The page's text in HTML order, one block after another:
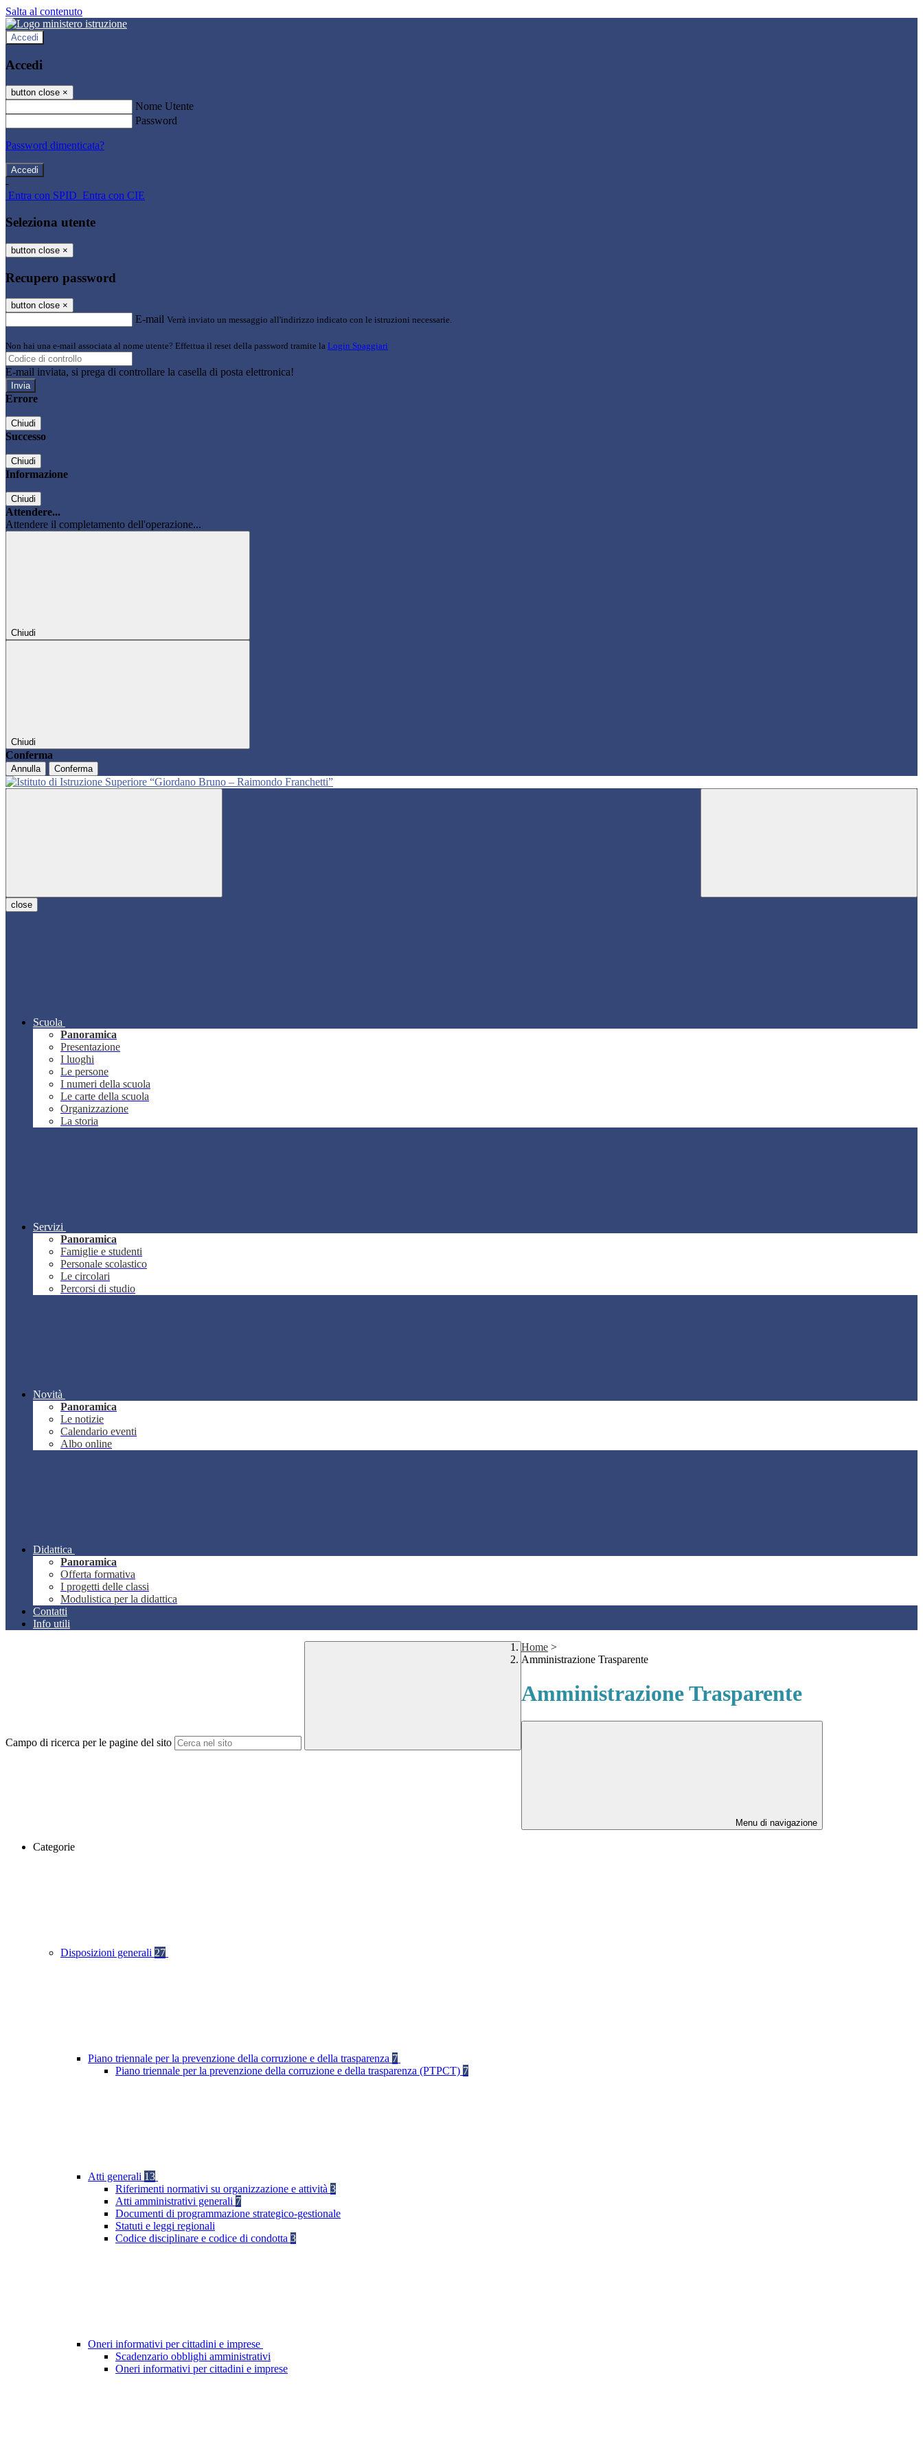
Salta al contenuto
Accedi
Accedi
button close ×
Nome Utente
Password
Password dimenticata?
-
Entra con SPID Entra con CIE
Seleziona utente
button close ×
Recupero password
button close ×
E-mail Verrà inviato un messaggio all'indirizzo indicato con le istruzioni necessarie.
Non hai una e-mail associata al nome utente? Effettua il reset della password tramite la Login Spaggiari
E-mail inviata, si prega di controllare la casella di posta elettronica!
Errore
Chiudi
Successo
Chiudi
Informazione
Chiudi
Attendere...
Attendere il completamento dell'operazione...
Chiudi
Chiudi
Conferma
Annulla Conferma
close
Scuola
Panoramica
Presentazione
I luoghi
Le persone
I numeri della scuola
Le carte della scuola
Organizzazione
La storia
Servizi
Panoramica
Famiglie e studenti
Personale scolastico
Le circolari
Percorsi di studio
Novità
Panoramica
Le notizie
Calendario eventi
Albo online
Didattica
Panoramica
Offerta formativa
I progetti delle classi
Modulistica per la didattica
Contatti
Info utili
Campo di ricerca per le pagine del sito
Home >
Amministrazione Trasparente
Amministrazione Trasparente
Menu di navigazione
Categorie
Disposizioni generali 27
Piano triennale per la prevenzione della corruzione e della trasparenza 7
Piano triennale per la prevenzione della corruzione e della trasparenza (PTPCT) 7
Atti generali 13
Riferimenti normativi su organizzazione e attività 3
Atti amministrativi generali 7
Documenti di programmazione strategico-gestionale
Statuti e leggi regionali
Codice disciplinare e codice di condotta 3
Oneri informativi per cittadini e imprese
Scadenzario obblighi amministrativi
Oneri informativi per cittadini e imprese